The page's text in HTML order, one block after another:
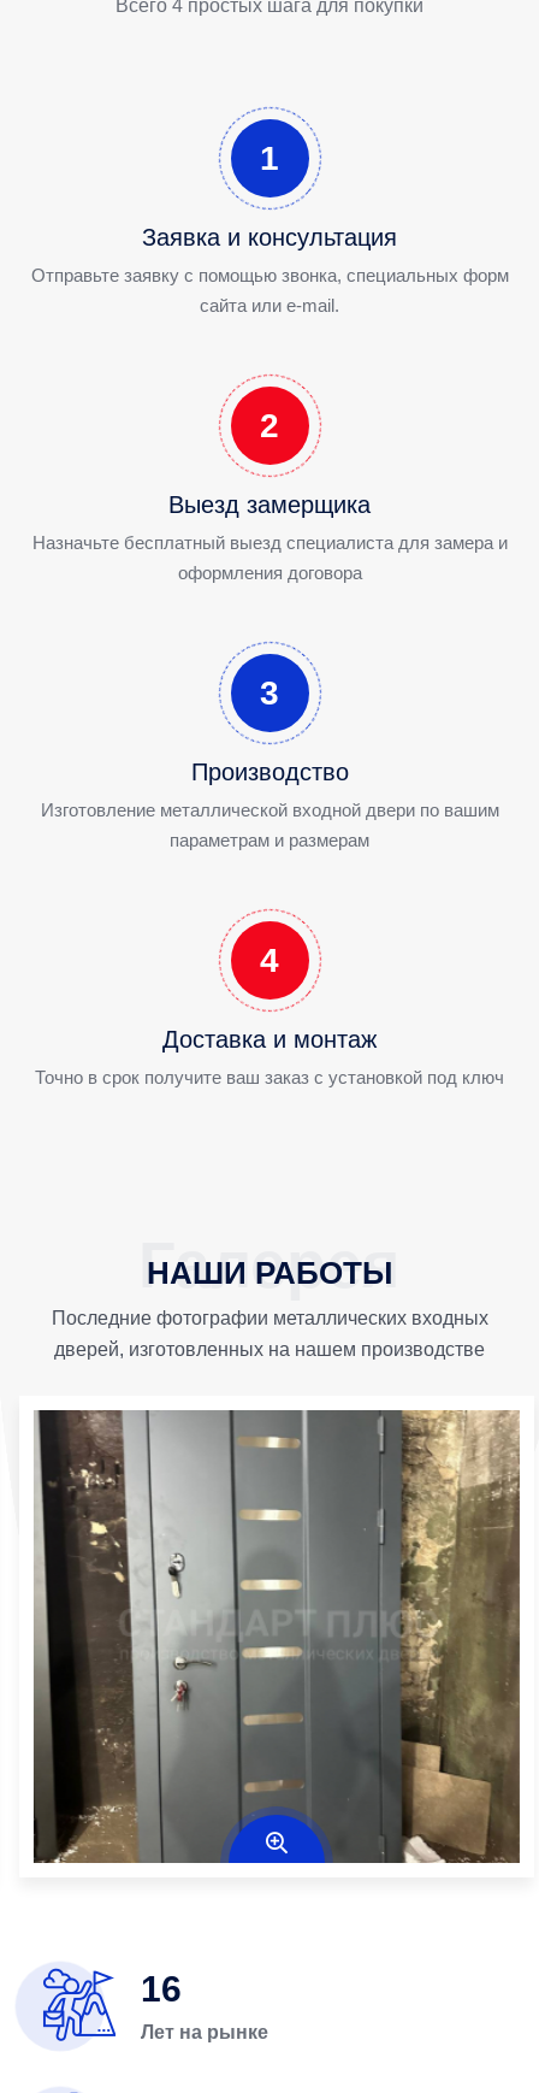
Всего 4 простых шага для покупки
1
Заявка и консультация
Отправьте заявку с помощью звонка, специальных форм
сайта или e-mail.
2
Выезд замерщика
Назначьте бесплатный выезд специалиста для замера и
оформления договора
3
Производство
Изготовление металлической входной двери по вашим
параметрам и размерам
4
Доставка и монтаж
Точно в срок получите ваш заказ с установкой под ключ
НАШИ РАБОТЫ
Последние фотографии металлических входных
дверей, изготовленных на нашем производстве
16
Лет на рынке